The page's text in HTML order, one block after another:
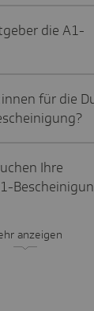
die A1-
für die
Ihre
anzeigen